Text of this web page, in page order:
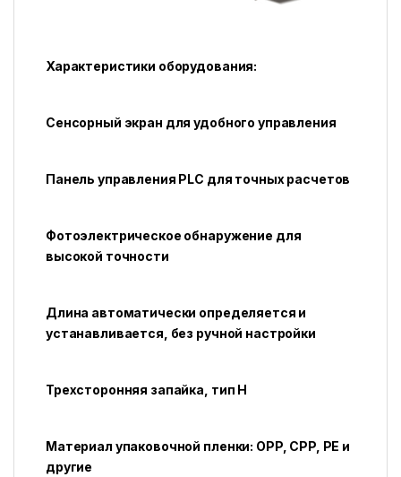
Характеристики оборудования:
Сенсорный экран для удобного управления
Панель управления PLC для точных расчетов
Фотоэлектрическое обнаружение для
высокой точности
Длина автоматически определяется и
устанавливается, без ручной настройки
Трехсторонняя запайка, тип H
Материал упаковочной пленки: OPP, CPP, PE и
другие